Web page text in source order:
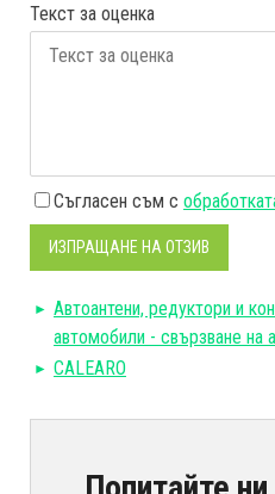
Текст за оценка
Съгласен съм с
ИЗПРАЩАНЕ НА ОТЗИВ
Автоантени, редуктори и
автомобили - свързване на
CALEARO